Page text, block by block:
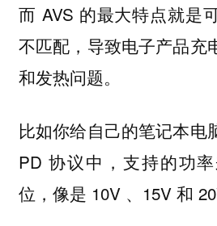
而 AVS 的最大特点就是
不匹配，导致电子产品充
和发热问题。
比如你给自己的笔记本电
PD 协议中，支持的功
位，像是 10V 、15V 和